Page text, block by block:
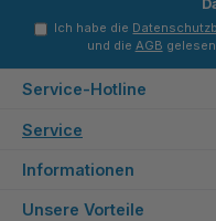
Ich habe die
und die AGB
Service-Hotline
Service
Informationen
Unsere Vorteile